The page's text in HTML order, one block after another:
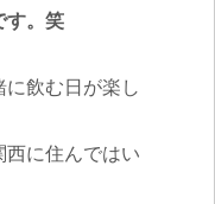
す。笑
飲む日が楽し
に住んではい